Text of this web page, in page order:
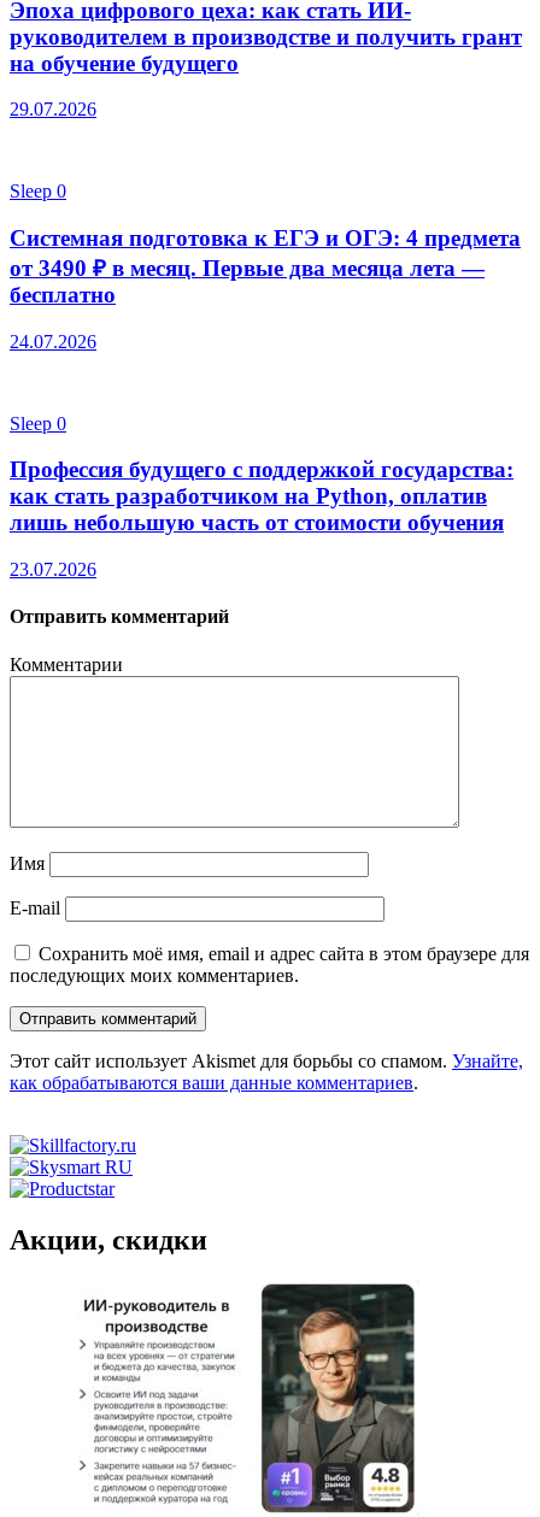
Эпоха цифрового цеха: как стать ИИ-
руководителем в производстве и получить грант
на обучение будущего
29.07.2026
Sleep 0
Системная подготовка к ЕГЭ и ОГЭ: 4 предмета
от 3490 ₽ в месяц. Первые два месяца лета —
бесплатно
24.07.2026
Sleep 0
Профессия будущего с поддержкой государства:
как стать разработчиком на Python, оплатив
лишь небольшую часть от стоимости обучения
23.07.2026
Отправить комментарий
Комментарии
Имя
E-mail
Сохранить моё имя, email и адрес сайта в этом браузере для
последующих моих комментариев.
Этот сайт использует Akismet для борьбы со спамом. Узнайте,
как обрабатываются ваши данные комментариев.
Акции, скидки